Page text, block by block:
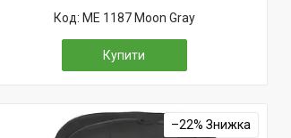
ME 1187 Moon Gray
Купити
–22%